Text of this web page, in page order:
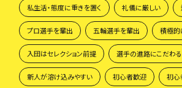
私生活・態度に重きを置く 礼儀に厳しい
プロ選手を輩出 五輪選手を輩出 積極
入団はセレクション前提 選手の進路にこだわる
新人が溶け込みやすい 初心者歓迎 初